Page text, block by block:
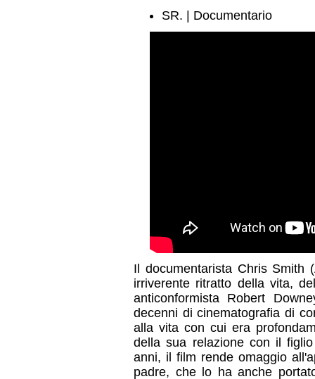
SR. | Documentario
Il documentarista Chris Smith
irriverente ritratto della vita,
anticonformista Robert
decenni di cinematografia di
alla vita con cui era
della sua relazione con il
anni, il film rende omaggio
padre, che lo ha anche